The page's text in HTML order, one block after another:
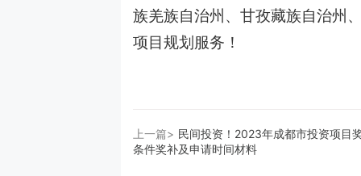
族羌族自治州、甘孜藏族自治州
项目规划服务！
上一篇> 民间投资！2023年成都市投资项目
条件奖补及申请时间材料